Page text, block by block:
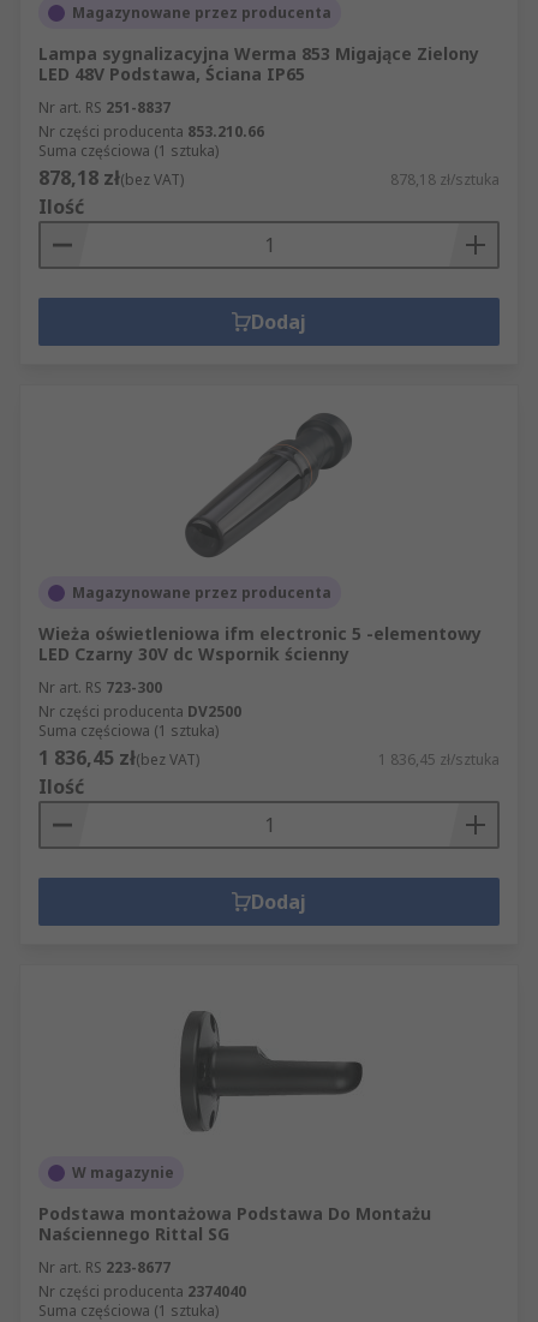
Magazynowane przez producenta
Lampa sygnalizacyjna Werma 853 Migające Zielony
LED 48V Podstawa, Ściana IP65
Nr art. RS 251-8837
Nr części producenta 853.210.66
Suma częściowa (1 sztuka)
878,18 zł(bez VAT) 878,18 zł/sztuka
Ilość
Dodaj
Magazynowane przez producenta
Wieża oświetleniowa ifm electronic 5 -elementowy
LED Czarny 30V dc Wspornik ścienny
Nr art. RS 723-300
Nr części producenta DV2500
Suma częściowa (1 sztuka)
1 836,45 zł(bez VAT) 1 836,45 zł/sztuka
Ilość
Dodaj
W magazynie
Podstawa montażowa Podstawa Do Montażu
Naściennego Rittal SG
Nr art. RS 223-8677
Nr części producenta 2374040
Suma częściowa (1 sztuka)